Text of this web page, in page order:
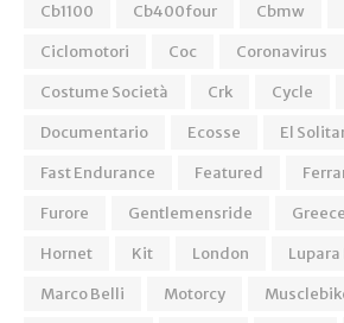
Cb1100
Cb400four Cbmw
Ciclomotori
Coc
Coronavirus
Costume Società
Crk Cycle
Documentario
Ecosse El
Fast Endurance
Featured
Furore
Gentlemensride Greece
Hornet
Kit London
Lupara
Marco Belli
Motorcy